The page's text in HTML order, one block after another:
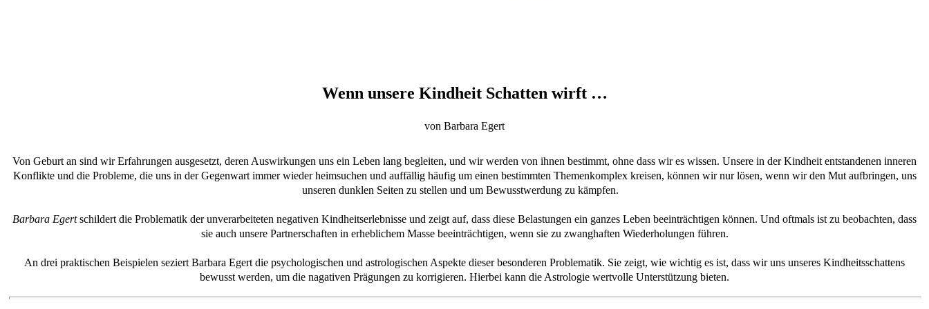
Wenn unsere Kindheit Schatten wirft …
von Barbara Egert
Von Geburt an sind wir Erfahrungen ausgesetzt, deren Auswirkungen uns ein Leben lang begleiten, und wir werden von ihnen bestimmt, ohne dass wir es wissen. Unsere in der Kindheit entstandenen inneren
Konflikte und die Probleme, die uns in der Gegenwart immer wieder heimsuchen und auffällig häufig um einen bestimmten Themenkomplex kreisen, können wir nur lösen, wenn wir den Mut aufbringen, uns
unseren dunklen Seiten zu stellen und um Bewusstwerdung zu kämpfen.
Barbara Egertschildert die Problematik der unverarbeiteten negativen Kindheitserlebnisse und zeigt auf, dass diese Belastungen ein ganzes Leben beeinträchtigen können. Und oftmals ist zu beobachten, dass
sie auch unsere Partnerschaften in erheblichem Masse beeinträchtigen, wenn sie zu zwanghaften Wiederholungen führen.
An drei praktischen Beispielen seziert Barbara Egert die psychologischen und astrologischen Aspekte dieser besonderen Problematik. Sie zeigt, wie wichtig es ist, dass wir uns unseres Kindheitsschattens
bewusst werden, um die nagativen Prägungen zu korrigieren. Hierbei kann die Astrologie wertvolle Unterstützung bieten.